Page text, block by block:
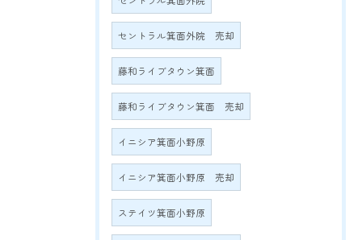
セントラル箕面外院 売却
藤和ライブタウン箕面
藤和ライブタウン箕面 売却
イニシア箕面小野原
イニシア箕面小野原 売却
ステイツ箕面小野原